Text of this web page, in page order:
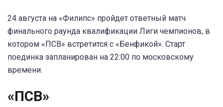
24 августа на «Филипс» пройдет ответный матч
финального раунда квалификации Лиги чемпионов, в
котором «ПСВ» встретится с «Бенфикой». Старт
поединка запланирован на 22:00 по московскому
времени.
«ПСВ»